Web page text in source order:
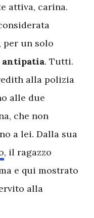
attiva, carina.
per un solo
antipatia. Tutti.
alla polizia
alle due
che non
a lei. Dalla sua
, il ragazzo
e qui mostrato
alla